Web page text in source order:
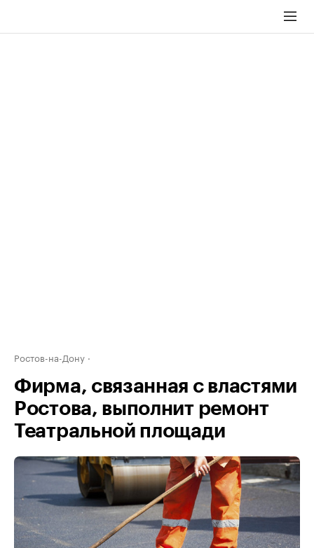
Ростов-на-Дону
Фирма, связанная с властями
Ростова, выполнит ремонт
Театральной площади